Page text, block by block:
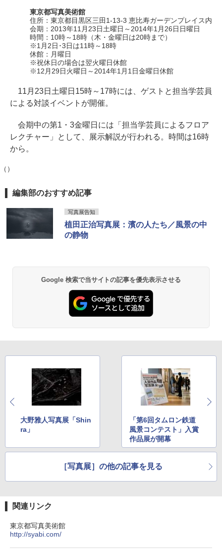
東京都写真美術館
住所：東京都目黒区三田1-13-3 恵比寿ガーデンプレイス内
会期：2013年11月23日土曜日～2014年1月26日日曜日
時間：10時～18時（木・金曜日は20時まで）
※1月2日･3日は11時～18時
休館：月曜日
※祝休日の場合は翌火曜日休館
※12月29日火曜日～2014年1月1日金曜日休館
11月23日土曜日15時～17時には、ゲストと担当学芸員
による対談イベントが開催。
会期中の第1・3金曜日には「担当学芸員によるフロア
レクチャー」として、展示解説が行われる。時間は16時
から。
（）
編集部のおすすめ記事
写真展告知
植田正治写真展：濱の人たち／風景の中
の静物
Google 検索で当サイトの記事を優先表示させる
大野雅人写真展「Shin
ra」
「第6回タムロン鉄道
風景コンテスト」入賞
作品展が開幕
［写真展］の他の記事を見る
関連リンク
東京都写真美術館
http://syabi.com/